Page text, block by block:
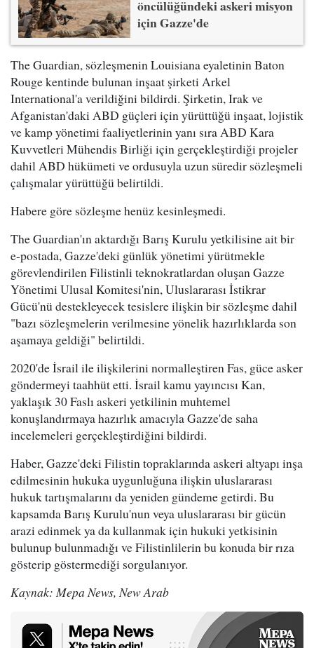
öncülüğündeki askeri misyon
için Gazze'de
The Guardian, sözleşmenin Louisiana eyaletinin Baton
Rouge kentinde bulunan inşaat şirketi Arkel
International'a verildiğini bildirdi. Şirketin, Irak ve
Afganistan'daki ABD güçleri için yürüttüğü inşaat, lojistik
ve kamp yönetimi faaliyetlerinin yanı sıra ABD Kara
Kuvvetleri Mühendis Birliği için gerçekleştirdiği projeler
dahil ABD hükümeti ve ordusuyla uzun süredir sözleşmeli
çalışmalar yürüttüğü belirtildi.
Habere göre sözleşme henüz kesinleşmedi.
The Guardian'ın aktardığı Barış Kurulu yetkilisine ait bir
e-postada, Gazze'deki günlük yönetimi yürütmekle
görevlendirilen Filistinli teknokratlardan oluşan Gazze
Yönetimi Ulusal Komitesi'nin, Uluslararası İstikrar
Gücü'nü destekleyecek tesislere ilişkin bir sözleşme dahil
"bazı sözleşmelerin verilmesine yönelik hazırlıklarda son
aşamaya geldiği" belirtildi.
2020'de İsrail ile ilişkilerini normalleştiren Fas, güce asker
göndermeyi taahhüt etti. İsrail kamu yayıncısı Kan,
yaklaşık 30 Faslı askeri yetkilinin muhtemel
konuşlandırmaya hazırlık amacıyla Gazze'de saha
incelemeleri gerçekleştirdiğini bildirdi.
Haber, Gazze'deki Filistin topraklarında askeri altyapı inşa
edilmesinin hukuka uygunluğuna ilişkin uluslararası
hukuk tartışmalarını da yeniden gündeme getirdi. Bu
kapsamda Barış Kurulu'nun veya uluslararası bir gücün
arazi edinmek ya da kullanmak için hukuki yetkisinin
bulunup bulunmadığı ve Filistinlilerin bu konuda bir rıza
gösterip göstermediği sorgulanıyor.
Kaynak: Mepa News, New Arab